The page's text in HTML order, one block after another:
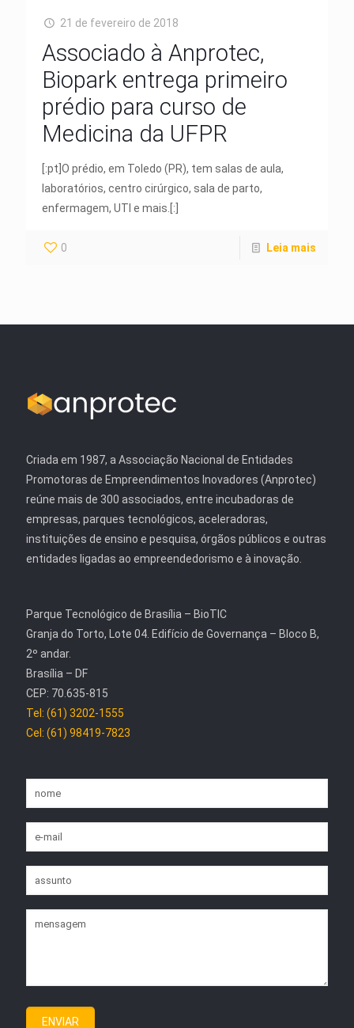
21 de fevereiro de 2018
Associado à Anprotec,
Biopark entrega primeiro
prédio para curso de
Medicina da UFPR
[:pt]O prédio, em Toledo (PR), tem salas de aula,
laboratórios, centro cirúrgico, sala de parto,
enfermagem, UTI e mais.[:]
0 Leia mais
Criada em 1987, a Associação Nacional de Entidades
Promotoras de Empreendimentos Inovadores (Anprotec)
reúne mais de 300 associados, entre incubadoras de
empresas, parques tecnológicos, aceleradoras,
instituições de ensino e pesquisa, órgãos públicos e outras
entidades ligadas ao empreendedorismo e à inovação.
Parque Tecnológico de Brasília – BioTIC
Granja do Torto, Lote 04. Edifício de Governança – Bloco B,
2º andar.
Brasília – DF
CEP: 70.635-815
Tel: (61) 3202-1555
Cel: (61) 98419-7823